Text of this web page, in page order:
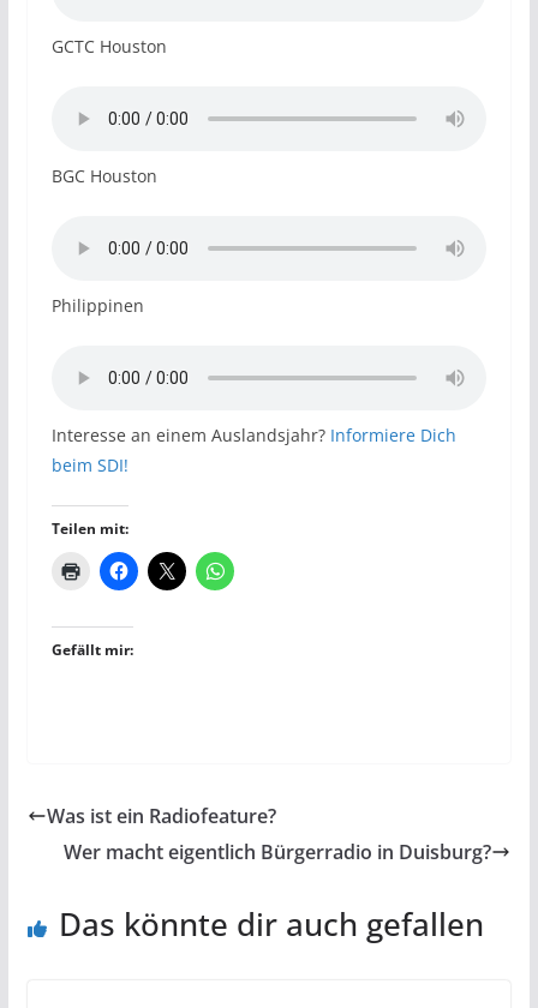
GCTC Houston
BGC Houston
Philippinen
Interesse an einem Auslandsjahr? Informiere Dich
beim SDI!
Teilen mit:
Gefällt mir:
Was ist ein Radiofeature?
Wer macht eigentlich Bürgerradio in Duisburg?
Das könnte dir auch gefallen